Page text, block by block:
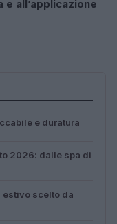
all’applicazione
e duratura
2026: dalle spa di
estivo scelto da